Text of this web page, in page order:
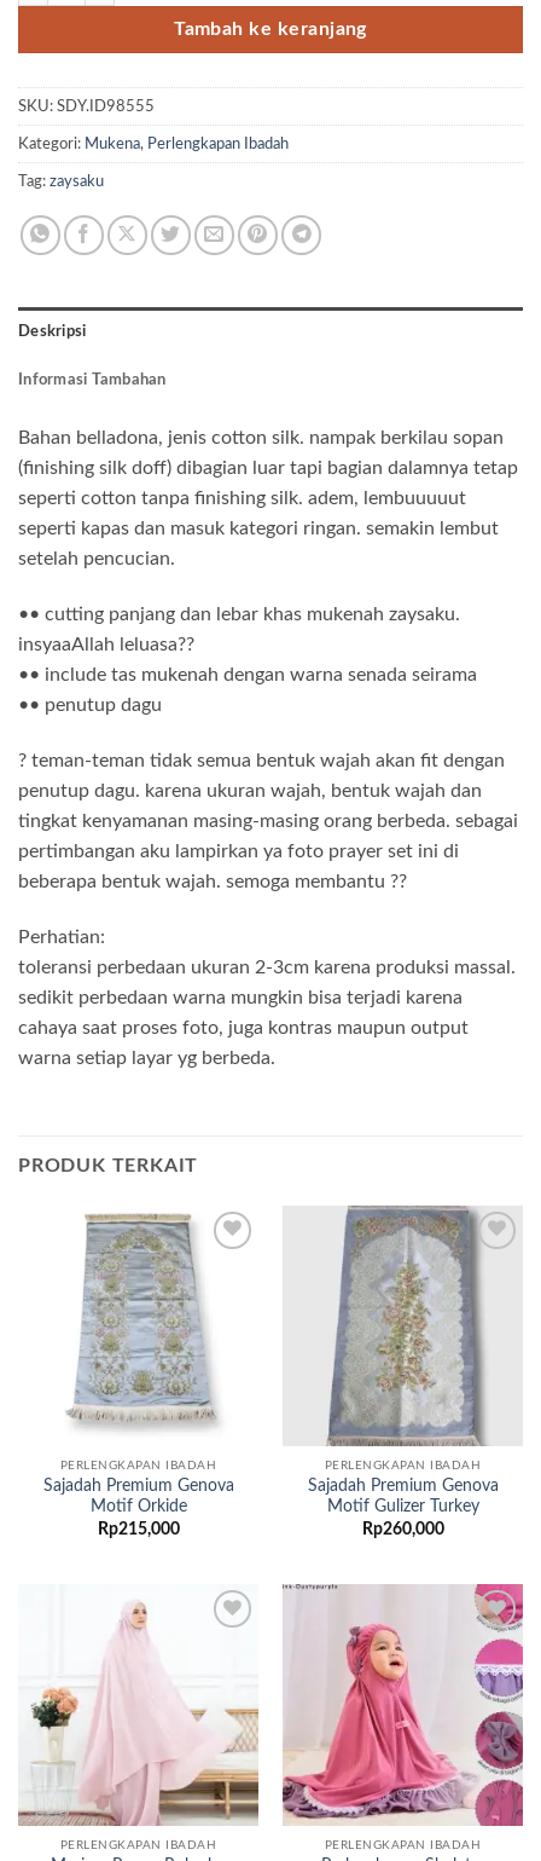
Tambah ke keranjang
SKU: SDY.ID98555
Kategori: Mukena, Perlengkapan Ibadah
Tag: zaysaku
Deskripsi
Informasi Tambahan
Bahan belladona, jenis cotton silk. nampak berkilau sopan
(finishing silk doff) dibagian luar tapi bagian dalamnya tetap
seperti cotton tanpa finishing silk. adem, lembuuuuut
seperti kapas dan masuk kategori ringan. semakin lembut
setelah pencucian.
•• cutting panjang dan lebar khas mukenah zaysaku.
insyaaAllah leluasa??
•• include tas mukenah dengan warna senada seirama
•• penutup dagu
?️ teman-teman tidak semua bentuk wajah akan fit dengan
penutup dagu. karena ukuran wajah, bentuk wajah dan
tingkat kenyamanan masing-masing orang berbeda. sebagai
pertimbangan aku lampirkan ya foto prayer set ini di
beberapa bentuk wajah. semoga membantu ??
Perhatian:
toleransi perbedaan ukuran 2-3cm karena produksi massal.
sedikit perbedaan warna mungkin bisa terjadi karena
cahaya saat proses foto, juga kontras maupun output
warna setiap layar yg berbeda.
PRODUK TERKAIT
PERLENGKAPAN IBADAH
Sajadah Premium Genova
Motif Orkide
Rp215,000
PERLENGKAPAN IBADAH
Sajadah Premium Genova
Motif Gulizer Turkey
Rp260,000
PERLENGKAPAN IBADAH
Add to
wishlist
PERLENGKAPAN IBADAH